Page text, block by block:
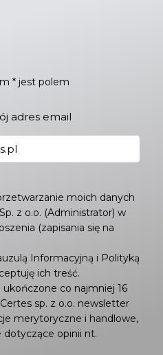
* jest polem
adres email
moich danych
z o.o. (Administrator) w
(zapisania się na
Informacyjną i Polityką
ich treść.
co najmniej 16
sp. z o.o. newsletter
merytoryczne i handlowe,
dotyczące opinii nt.